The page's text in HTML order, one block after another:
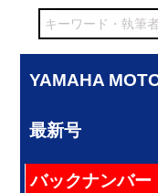
YAMAHA
最新号
バックナンバー